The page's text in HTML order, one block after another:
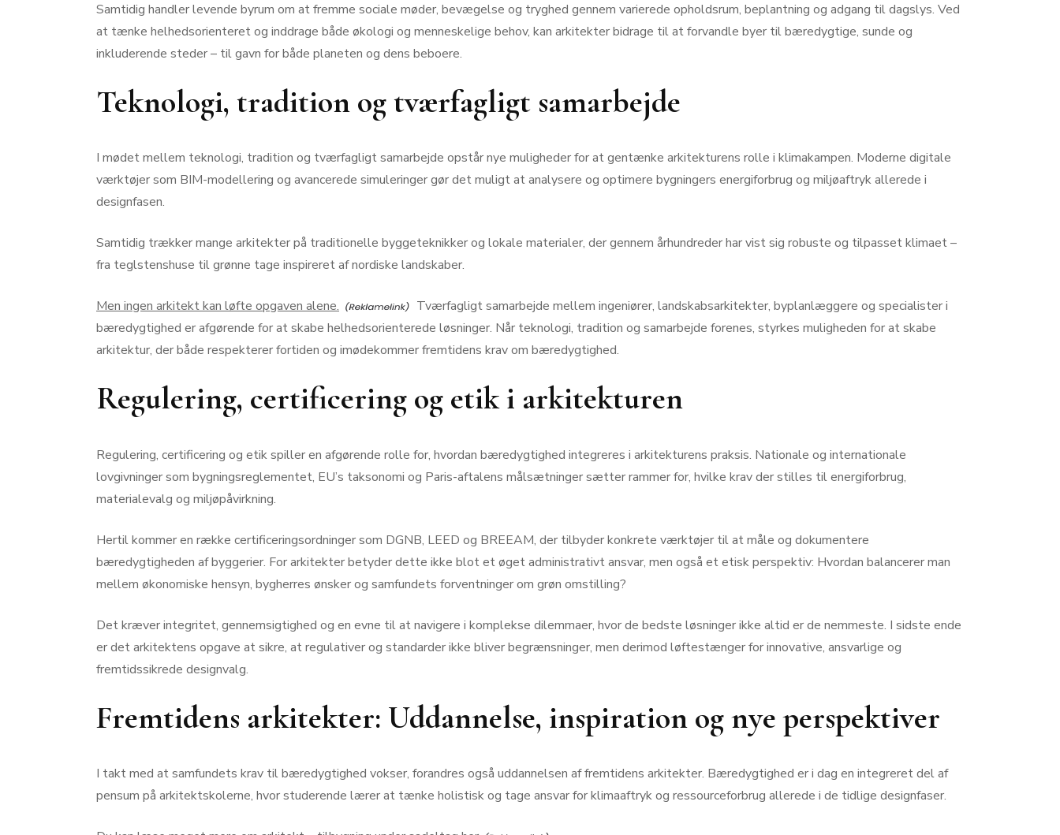
Samtidig handler levende byrum om at fremme sociale møder, bevægelse og tryghed gennem varierede opholdsrum, beplantning og adgang til dagslys. Ved
at tænke helhedsorienteret og inddrage både økologi og menneskelige behov, kan arkitekter bidrage til at forvandle byer til bæredygtige, sunde og
inkluderende steder – til gavn for både planeten og dens beboere.
Teknologi, tradition og tværfagligt samarbejde
I mødet mellem teknologi, tradition og tværfagligt samarbejde opstår nye muligheder for at gentænke arkitekturens rolle i klimakampen. Moderne digitale
værktøjer som BIM-modellering og avancerede simuleringer gør det muligt at analysere og optimere bygningers energiforbrug og miljøaftryk allerede i
designfasen.
Samtidig trækker mange arkitekter på traditionelle byggeteknikker og lokale materialer, der gennem århundreder har vist sig robuste og tilpasset klimaet –
fra teglstenshuse til grønne tage inspireret af nordiske landskaber.
Men ingen arkitekt kan løfte opgaven alene.
Tværfagligt samarbejde mellem ingeniører, landskabsarkitekter, byplanlæggere og specialister i
bæredygtighed er afgørende for at skabe helhedsorienterede løsninger. Når teknologi, tradition og samarbejde forenes, styrkes muligheden for at skabe
arkitektur, der både respekterer fortiden og imødekommer fremtidens krav om bæredygtighed.
Regulering, certificering og etik i arkitekturen
Regulering, certificering og etik spiller en afgørende rolle for, hvordan bæredygtighed integreres i arkitekturens praksis. Nationale og internationale
lovgivninger som bygningsreglementet, EU’s taksonomi og Paris-aftalens målsætninger sætter rammer for, hvilke krav der stilles til energiforbrug,
materialevalg og miljøpåvirkning.
Hertil kommer en række certificeringsordninger som DGNB, LEED og BREEAM, der tilbyder konkrete værktøjer til at måle og dokumentere
bæredygtigheden af byggerier. For arkitekter betyder dette ikke blot et øget administrativt ansvar, men også et etisk perspektiv: Hvordan balancerer man
mellem økonomiske hensyn, bygherres ønsker og samfundets forventninger om grøn omstilling?
Det kræver integritet, gennemsigtighed og en evne til at navigere i komplekse dilemmaer, hvor de bedste løsninger ikke altid er de nemmeste. I sidste ende
er det arkitektens opgave at sikre, at regulativer og standarder ikke bliver begrænsninger, men derimod løftestænger for innovative, ansvarlige og
fremtidssikrede designvalg.
Fremtidens arkitekter: Uddannelse, inspiration og nye perspektiver
I takt med at samfundets krav til bæredygtighed vokser, forandres også uddannelsen af fremtidens arkitekter. Bæredygtighed er i dag en integreret del af
pensum på arkitektskolerne, hvor studerende lærer at tænke holistisk og tage ansvar for klimaaftryk og ressourceforbrug allerede i de tidlige designfaser.